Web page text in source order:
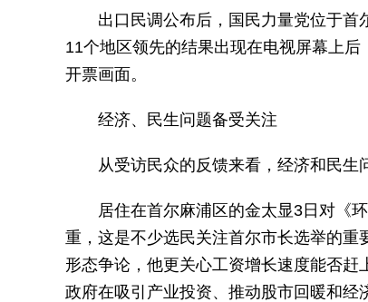
出口民调公布后，国民力量党位于
11个地区领先的结果出现在电视屏幕上
开票画面。
经济、民生问题备受关注
从受访民众的反馈来看，经济和民生
居住在首尔麻浦区的金太显3日对《
重，这是不少选民关注首尔市长选举的
形态争论，他更关心工资增长速度能否
政府在吸引产业投资、推动股市回暖和经